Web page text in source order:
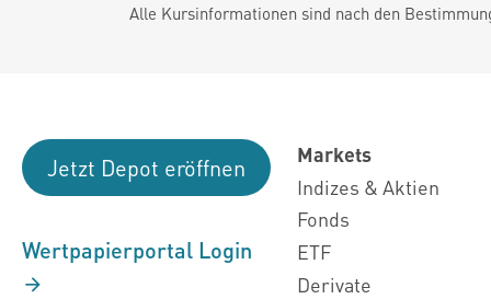
Alle Kursinformationen sind nach den
Jetzt Depot eröffnen
Wertpapierportal Login
Markets
Indizes & Aktien
Fonds
ETF
Derivate